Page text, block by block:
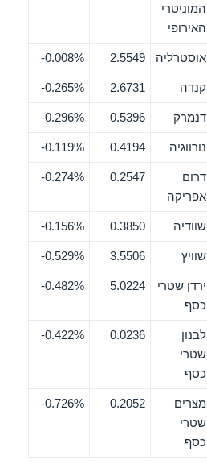
המוניטרי
האירופי
אוסטרליה 2.5549
0.008%-
קנדה 2.6731
0.265%-
דנמרק 0.5396
0.296%-
נורווגיה 0.4194
0.119%-
דרום
אפריקה
0.2547
0.274%-
שוודיה 0.3850
0.156%-
שוויץ 3.5506
0.529%-
ירדן שטרי
כסף
5.0224
0.482%-
לבנון
שטרי
כסף
0.0236
0.422%-
מצרים
שטרי
כסף
0.2052
0.726%-